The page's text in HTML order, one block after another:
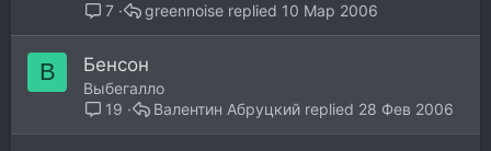
7
10 Мар 2006
greennoise
В Бенсон
Выбегалло
19
28 Фев 2006
Валентин Абруцкий